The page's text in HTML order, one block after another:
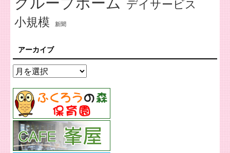
デイサービス
小規模 新聞
アーカイブ